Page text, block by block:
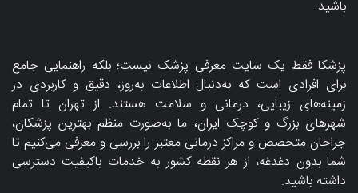
باشید.
پزشکا فقط یک سایت معرفی پزشک نیست؛ بلکه راهنمایی جامع
برای افرادی است که به‌دنبال اطلاعات به‌روز، دقیق و کاربردی در
زمینه‌های زیبایی، درمانی و سلامت هستند. از تهران تا تمام
شهرهای بزرگ و کوچک ایران، ما به‌صورت منظم بهترین پزشکان،
جراحان متخصص و مراکز درمانی معتبر را بررسی و معرفی می‌کنیم تا
شما بدون دغدغه، از هر نقطه کشور به خدمات باکیفیت دسترسی
داشته باشید.